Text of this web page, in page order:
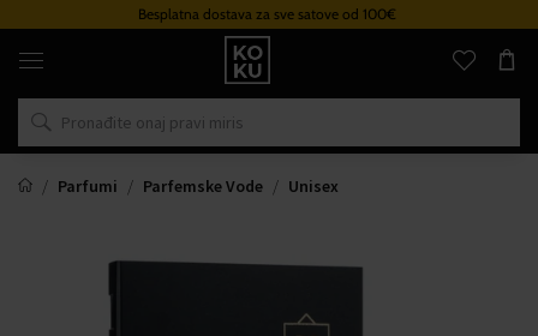
Besplatna dostava za sve satove od 100€
Originalni
parfemi
satovi
na
mjestu
Parfumi
Parfemske Vode Unisex